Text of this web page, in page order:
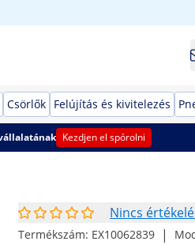
Csörlők Felújítás és kivitelezés
Kezdjen el spórolni
Nincs
Termékszám: EX10062839 |